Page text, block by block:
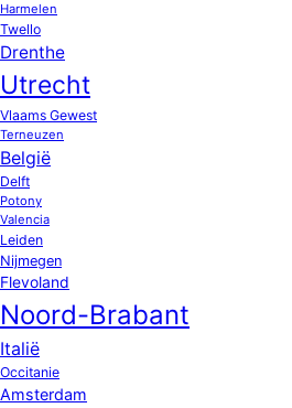
Harmelen
Twello
Drenthe
Utrecht
Vlaams Gewest
Terneuzen
België
Delft
Potony
Valencia
Leiden
Nijmegen
Flevoland
Noord-Brabant
Italië
Occitanie
Amsterdam